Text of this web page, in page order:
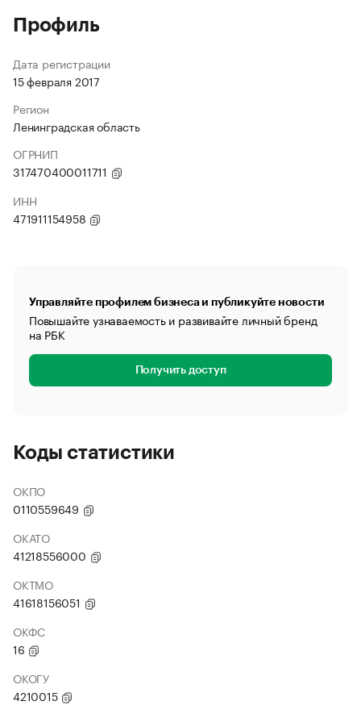
Профиль
Дата регистрации
15 февраля 2017
Регион
Ленинградская область
ОГРНИП
317470400011711
ИНН
471911154958
Управляйте профилем бизнеса и публикуйте новости
Повышайте узнаваемость и развивайте личный бренд
на РБК
Получить доступ
Коды статистики
ОКПО
0110559649
ОКАТО
41218556000
ОКТМО
41618156051
ОКФС
16
ОКОГУ
4210015